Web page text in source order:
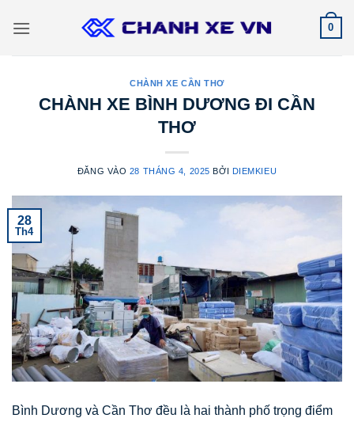
qua
0
CHÀNH XE CẦN THƠ
CHÀNH XE BÌNH DƯƠNG ĐI CẦN
THƠ
ĐĂNG VÀO 28 THÁNG 4, 2025 BỞI DIEMKIEU
28
Th4
Bình Dương và Cần Thơ đều là hai thành phố trọng điểm